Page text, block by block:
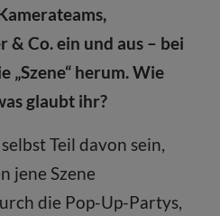
Co. ein und aus – bei
„Szene“ herum. Wie
glaubt ihr?
Teil davon sein,
jene Szene
die Pop-Up-Partys,